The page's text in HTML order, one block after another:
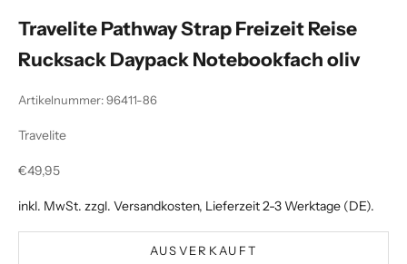
Travelite Pathway Strap Freizeit Reise
Rucksack Daypack Notebookfach oliv
Artikelnummer: 96411-86
Travelite
Angebot
€49,95
inkl. MwSt. zzgl. Versandkosten, Lieferzeit 2-3 Werktage (DE).
AUSVERKAUFT